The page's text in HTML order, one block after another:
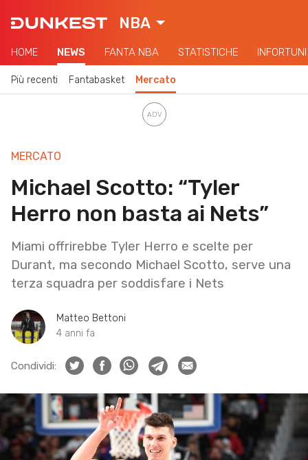
NBA
HOME NEWS FANTA NBA STATISTICHE INFORTUNI
Più recenti Fantabasket Mercato
MERCATO
Michael Scotto: “Tyler
Herro non basta ai Nets”
Miami offrirebbe Tyler Herro e scelte per
Durant, ma secondo Michael Scotto, serve una
terza squadra per soddisfare i Nets
Matteo Bettoni
4 anni fa
Condividi: